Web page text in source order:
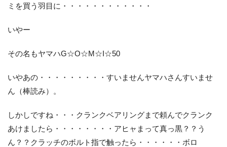
ミを買う羽目に・・・・・・・・・・・・
いやー
その名もヤマハG☆O☆M☆I☆50
いやあの・・・・・・・・・すいませんヤマハさんすいませ
ん（棒読み）。
しかしですね・・・クランクベアリングまで頼んでクランク
あけましたら・・・・・・・・アヒャまって真っ黒？？う
ん？？クラッチのボルト指で触ったら・・・・・・ボロ
お客様の声
スタッフブログ
English Site
お問い合わせ
WEB予約